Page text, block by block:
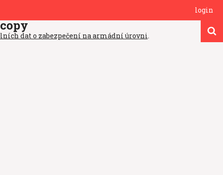
login
dat o zabezpečení na armádní úrovni.